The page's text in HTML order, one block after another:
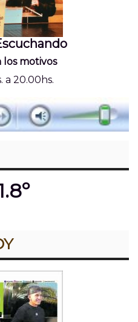
los motivos
a 20.00hs.